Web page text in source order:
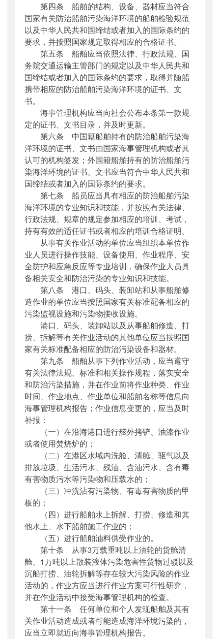
第四条 船舶的结构、设备、器材应当符合
国家有关防治船舶污染海洋环境的船舶检验规范
以及中华人民共和国缔结或者加入的国际条约的
要求，并按照国家规定取得相应的合格证书。
第五条 船舶应当依照法律、行政法规、国
务院交通运输主管部门的规定以及中华人民共和
国缔结或者加入的国际条约的要求，取得并随船
携带相应的防治船舶污染海洋环境的证书、文
书。
海事管理机构应当向社会公布本条第一款规
定的证书、文书目录，并及时更新。
第六条 中国籍船舶持有的防治船舶污染海
洋环境的证书、文书由国家海事管理机构或者其
认可的机构签发；外国籍船舶持有的防治船舶污
染海洋环境的证书、文书应当符合中华人民共和
国缔结或者加入的国际条约的要求。
第七条 船员应当具有相应的防治船舶污染
海洋环境的专业知识和技能，并按照有关法律、
行政法规、规章的规定参加相应的培训、考试，
持有有效的适任证书或者相应的培训合格证明。
从事有关作业活动的单位应当组织本单位作
业人员进行操作技能、设备使用、作业程序、安
全防护和应急反应等专业培训，确保作业人员具
备相关安全和防治污染的专业知识和技能。
第八条 港口、码头、装卸站和从事船舶修
造作业的单位应当按照国家有关标准配备相应的
污染监视设施和污染物接收设施。
港口、码头、装卸站以及从事船舶修造、打
捞、拆解等有关作业活动的其他单位应当按照国
家有关标准配备相应的防治污染设备和器材。
第九条 船舶从事下列作业活动，应当遵守
有关法律法规、标准和相关操作规程，落实安全
和防治污染措施，并在作业前将作业种类、作业
时间、作业地点、作业单位和船舶名称等信息向
海事管理机构报告；作业信息变更的，应当及时
补报：
（一）在沿海港口进行舷外拷铲、油漆作业
或者使用焚烧炉的；
（二）在港区水域内洗舱、清舱、驱气以及
排放垃圾、生活污水、残油、含油污水、含有毒
有害物质污水等污染物和压载水的；
（三）冲洗沾有污染物、有毒有害物质的甲
板的；
（四）进行船舶水上拆解、打捞、修造和其
他水上、水下船舶施工作业的；
（五）进行船舶油料供受作业的。
第十条 从事3万载重吨以上油轮的货舱清
舱、1万吨以上散装液体污染危害性货物过驳以及
沉船打捞、油轮拆解等存在较大污染风险的作业
活动的，作业方应当进行作业方案可行性研究，
并在作业活动中接受海事管理机构的检查。
第十一条 任何单位和个人发现船舶及其有
关作业活动造成或者可能造成海洋环境污染的，
应当立即就近向海事管理机构报告。